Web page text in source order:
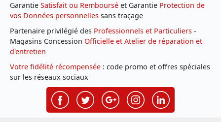
Garantie Satisfait ou Remboursé et Garantie Protection de
vos Données personnelles sans traçage
Partenaire privilégié des Professionnels et Particuliers -
Magasins Concession Officielle et Atelier de réparation et
d'entretien
Votre fidélité récompensée : code promo et offres spéciales
sur les réseaux sociaux